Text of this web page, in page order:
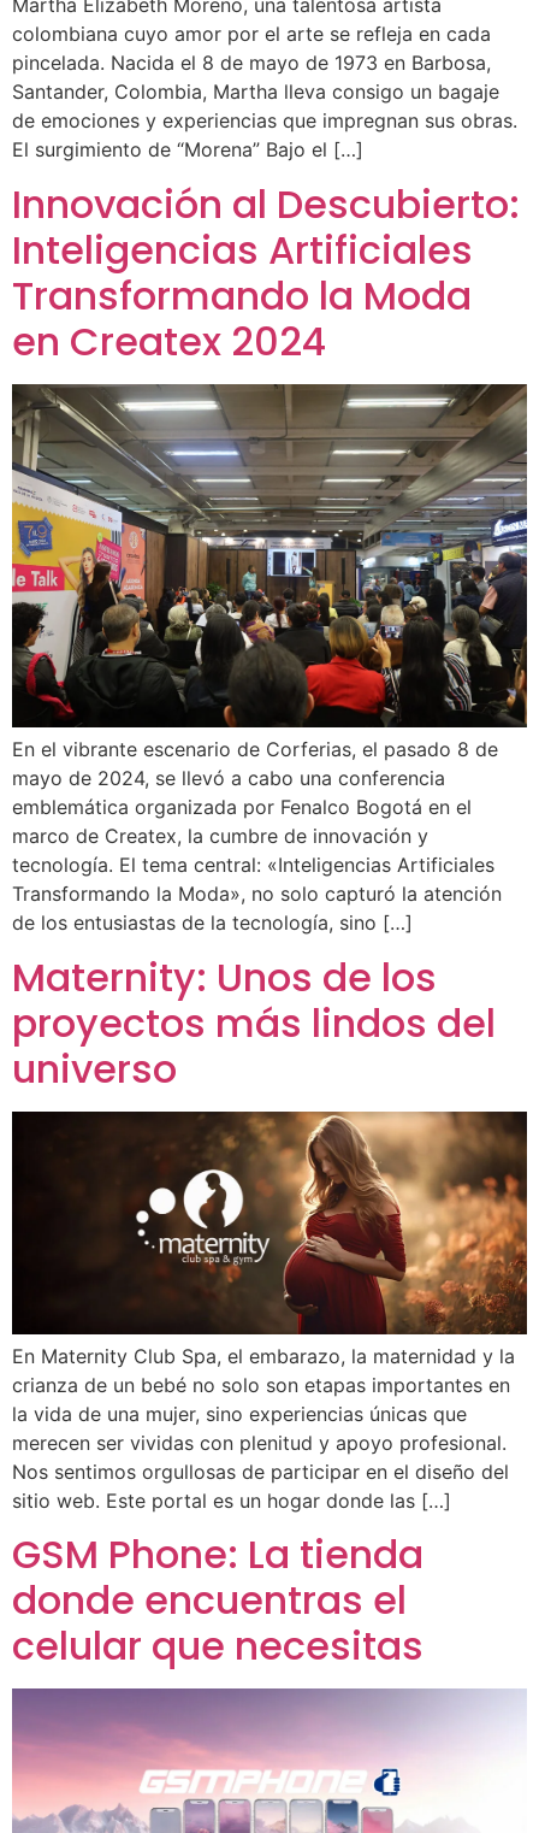
Martha Elizabeth Moreno, una talentosa artista
colombiana cuyo amor por el arte se refleja en cada
pincelada. Nacida el 8 de mayo de 1973 en Barbosa,
Santander, Colombia, Martha lleva consigo un bagaje
de emociones y experiencias que impregnan sus obras.
El surgimiento de “Morena” Bajo el […]
Innovación al Descubierto:
Inteligencias Artificiales
Transformando la Moda
en Createx 2024
En el vibrante escenario de Corferias, el pasado 8 de
mayo de 2024, se llevó a cabo una conferencia
emblemática organizada por Fenalco Bogotá en el
marco de Createx, la cumbre de innovación y
tecnología. El tema central: «Inteligencias Artificiales
Transformando la Moda», no solo capturó la atención
de los entusiastas de la tecnología, sino […]
Maternity: Unos de los
proyectos más lindos del
universo
En Maternity Club Spa, el embarazo, la maternidad y la
crianza de un bebé no solo son etapas importantes en
la vida de una mujer, sino experiencias únicas que
merecen ser vividas con plenitud y apoyo profesional.
Nos sentimos orgullosas de participar en el diseño del
sitio web. Este portal es un hogar donde las […]
GSM Phone: La tienda
donde encuentras el
celular que necesitas